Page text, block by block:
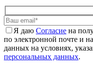
Я даю Cогласие на
по электронной почте и
данных на условиях,
персональных данных.